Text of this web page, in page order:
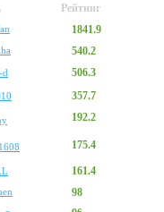
Рейтинг
1841.9
540.2
506.3
357.7
192.2
175.4
161.4
98